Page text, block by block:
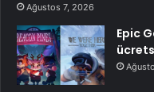
Ağustos 7, 2026
Epic